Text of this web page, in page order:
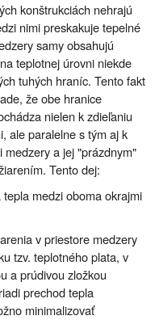
konštrukciách nehrajú
nimi preskakuje tepelné
samy obsahujú
teplotnej úrovni niekde
tuhých hraníc. Tento fakt
že obe hranice
nielen k zdieľaniu
ale paralelne s tým aj k
a jej "prázdnym"
Tento dej:
medzi oboma okrajmi
v priestore medzery
tzv. teplotného plata, v
a prúdivou zložkou
prechod tepla
minimalizovať